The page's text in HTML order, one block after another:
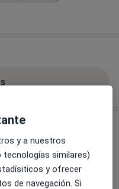
y a nuestros
similares)
y ofrecer
de navegación. Si